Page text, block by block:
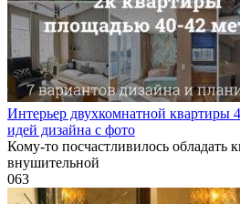
Интерьер двухкомнатной квартиры
идей дизайна с фото
Кому-то посчастливилось обладать
внушительной
063